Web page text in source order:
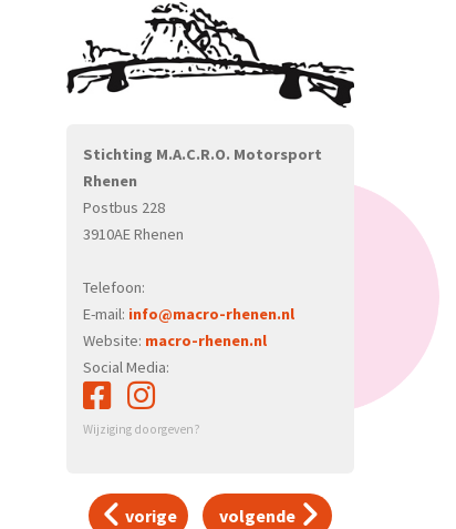
Stichting M.A.C.R.O. Motorsport
Rhenen
Postbus 228
3910AE Rhenen
Telefoon:
E-mail: info@macro-rhenen.nl
Website: macro-rhenen.nl
Social Media:
Wijziging doorgeven?
vorige volgende